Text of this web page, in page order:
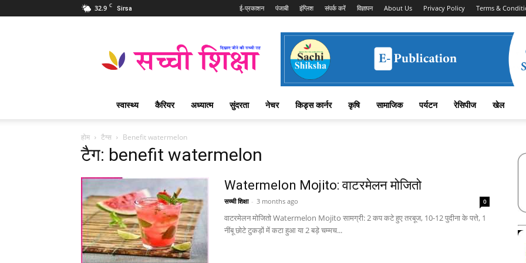
32.9 C Sirsa ई-प्रकाशन पंजाबी इंग्लिश संपर्क करें विज्ञापन About Us Privacy Policy Terms &
Shiksha
शिक्षा
पत्रिका
स्वास्थ्य कैरियर अध्यात्म सुंदरता नेचर किड्स कार्नर कृषि सामाजिक पर्यटन रेसिपीज खेल
होम टैग्स Benefit watermelon
टैग: benefit watermelon
Watermelon Mojito: वाटरमेलन मोजितो
सच्ची शिक्षा - 3 months ago 0
वाटरमेलन मोजितो Watermelon Mojito सामग्री: 2 कप कटे हुए तरबूज, 10-12 पुदीना के पत्ते, 1
नींबू छोटे टुकड़ों में कटा हुआ या 2 बड़े चम्मच...